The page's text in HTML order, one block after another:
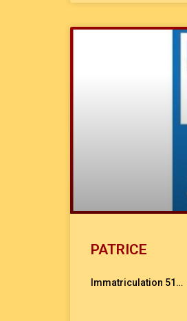
PATRICE
Immatriculation 51…